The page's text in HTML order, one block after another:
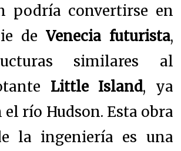
podría convertirse en
de Venecia futurista,
similares al
Little Island, ya
el río Hudson. Esta obra
la ingeniería es una